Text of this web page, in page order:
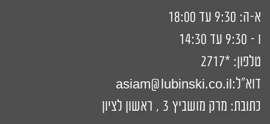
א-ה: 9:30 עד 18:00
ו - 9:30 עד 14:30
טלפון: *2717
דוא"ל:
asiam@lubinski.co.il
כתובת: מרק מושביץ 3 , ראשון לציון